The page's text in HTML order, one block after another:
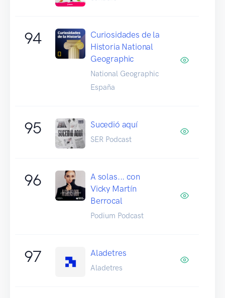
94
Curiosidades de la
Historia National
Geographic
National Geographic
España
95 Sucedió aquí
SER Podcast
96
A solas... con
Vicky Martín
Berrocal
Podium Podcast
97 Aladetres
Aladetres